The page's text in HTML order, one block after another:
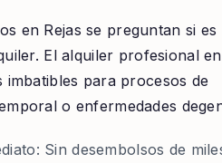
en Rejas se preguntan si es
El alquiler profesional
imbatibles para procesos de
o enfermedades
Sin desembolsos de